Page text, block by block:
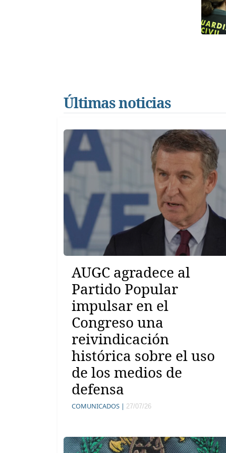
Últimas noticias
AUGC agradece al
Partido Popular
impulsar en el
Congreso una
reivindicación
histórica sobre el uso
de los medios de
defensa
COMUNICADOS | 27/07/26